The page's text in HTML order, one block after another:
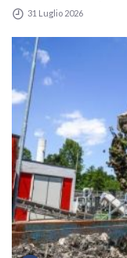
31 Luglio 2026